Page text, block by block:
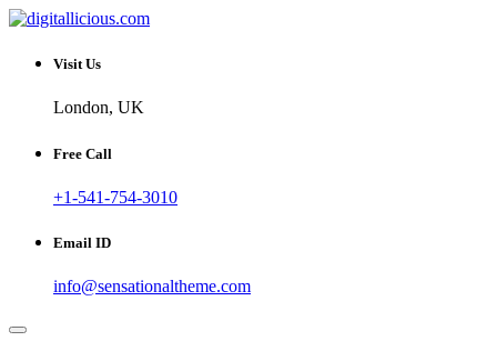
Skip
content
digitallicious.com
Sharing Digital Information
Visit Us
London, UK
Free Call
+1-541-754-3010
Email ID
info@sensationaltheme.com